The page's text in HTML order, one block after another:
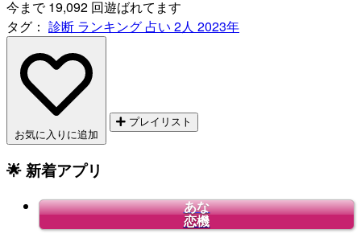
今まで 19,092 回遊ばれてます
タグ： 診断 ランキング 占い 2人 2023年
お気に入りに追加
プレイリスト
🌟 新着アプリ
あな
恋機